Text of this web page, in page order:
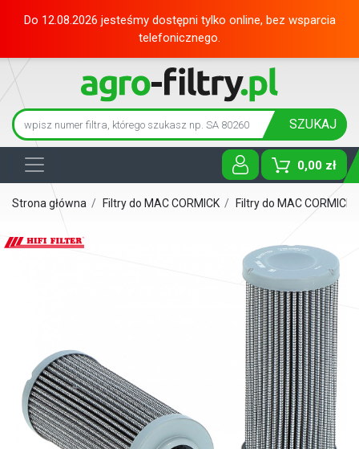
Do 12.08.2026 jesteśmy dostępni tylko online, bez wsparcia
telefonicznego.
SZUKAJ
0,00 zł
Toggle
Strona główna / Filtry do MAC CORMICK / Filtry do MAC CORMICK